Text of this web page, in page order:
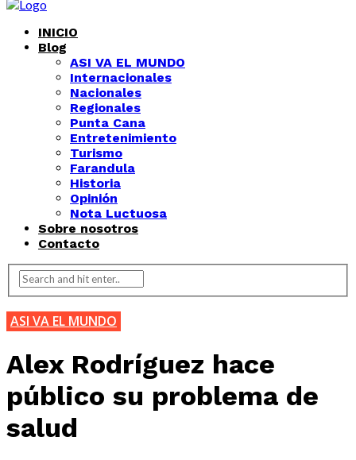
INICIO
Blog
ASI VA EL MUNDO
Internacionales
Nacionales
Regionales
Punta Cana
Entretenimiento
Turismo
Farandula
Historia
Opinión
Nota Luctuosa
Sobre nosotros
Contacto
ASI VA EL MUNDO
Alex Rodríguez hace
público su problema de
salud